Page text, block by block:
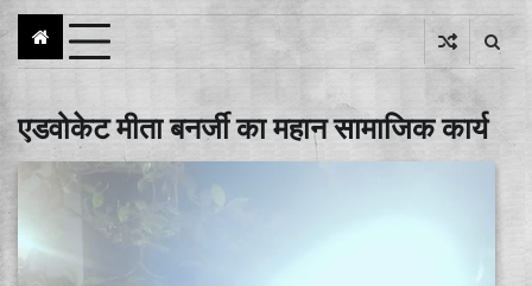
एडवोकेट मीता बनर्जी का महान सामाजिक कार्य